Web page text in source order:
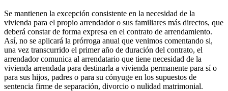
Se mantienen la excepción consistente en la necesidad de la
vivienda para el propio arrendador o sus familiares más directos, que
deberá constar de forma expresa en el contrato de arrendamiento.
Así, no se aplicará la prórroga anual que venimos comentando si,
una vez transcurrido el primer año de duración del contrato, el
arrendador comunica al arrendatario que tiene necesidad de la
vivienda arrendada para destinarla a vivienda permanente para sí o
para sus hijos, padres o para su cónyuge en los supuestos de
sentencia firme de separación, divorcio o nulidad matrimonial.